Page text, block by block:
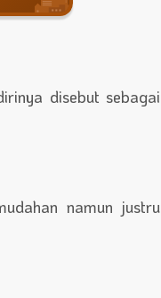
disebut sebagai
namun justru